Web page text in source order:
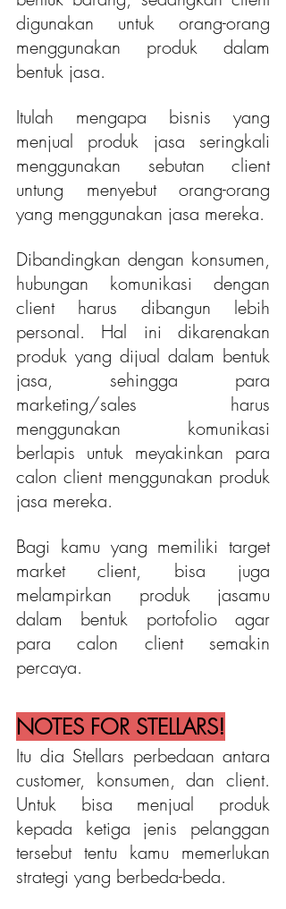
digunakan untuk orang-orang
menggunakan produk dalam
bentuk jasa.
Itulah mengapa bisnis yang
menjual produk jasa seringkali
menggunakan sebutan client
untung menyebut orang-orang
yang menggunakan jasa mereka.
Dibandingkan dengan konsumen,
hubungan komunikasi dengan
client harus dibangun lebih
personal. Hal ini dikarenakan
produk yang dijual dalam bentuk
jasa, sehingga para
marketing/sales harus
menggunakan komunikasi
berlapis untuk meyakinkan para
calon client menggunakan produk
jasa mereka.
Bagi kamu yang memiliki target
market client, bisa juga
melampirkan produk jasamu
dalam bentuk portofolio agar
para calon client semakin
percaya.
NOTES FOR STELLARS!
Itu dia Stellars perbedaan antara
customer, konsumen, dan client.
Untuk bisa menjual produk
kepada ketiga jenis pelanggan
tersebut tentu kamu memerlukan
strategi yang berbeda-beda.